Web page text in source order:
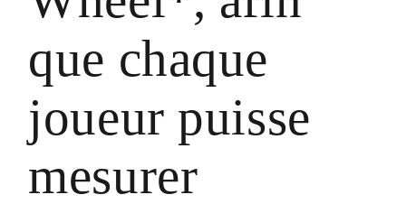
que chaque
joueur puisse
mesurer